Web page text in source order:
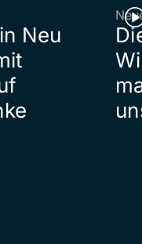
Neu